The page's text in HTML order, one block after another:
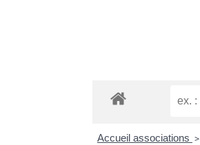
Accueil associations >